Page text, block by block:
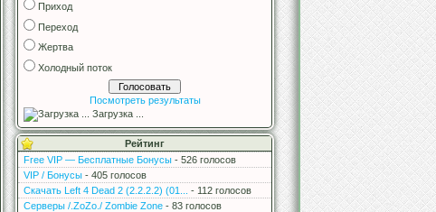
Приход
Переход
Жертва
Холодный поток
Посмотреть результаты
Загрузка ...
Рейтинг
Free VIP — Бесплатные Бонусы - 526 голосов
VIP / Бонусы - 405 голосов
Скачать Left 4 Dead 2 (2.2.2.2) (01...
- 112 голосов
Серверы /.ZoZo./ Zombie Zone - 83 голосов